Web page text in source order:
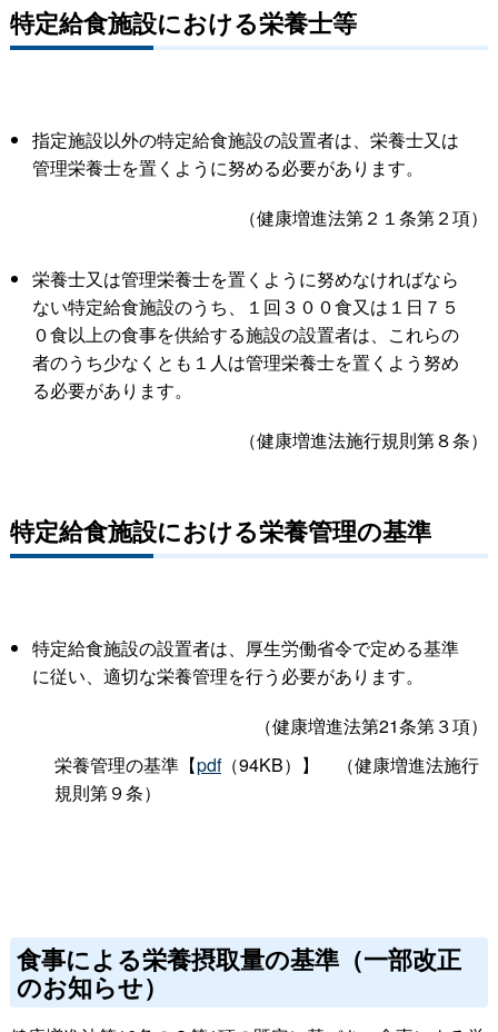
特定給食施設における栄養士等
指定施設以外の特定給食施設の設置者は、栄養士又は
管理栄養士を置くように努める必要があります。
（健康増進法第２１条第２項）
栄養士又は管理栄養士を置くように努めなければなら
ない特定給食施設のうち、１回３００食又は１日７５
０食以上の食事を供給する施設の設置者は、これらの
者のうち少なくとも１人は管理栄養士を置くよう努め
る必要があります。
（健康増進法施行規則第８条）
特定給食施設における栄養管理の基準
特定給食施設の設置者は、厚生労働省令で定める基準
に従い、適切な栄養管理を行う必要があります。
（健康増進法第21条第３項）
栄養管理の基準【pdf（94KB） 】
（健康増進法施行
規則第９条）
食事による栄養摂取量の基準（一部改正
のお知らせ）